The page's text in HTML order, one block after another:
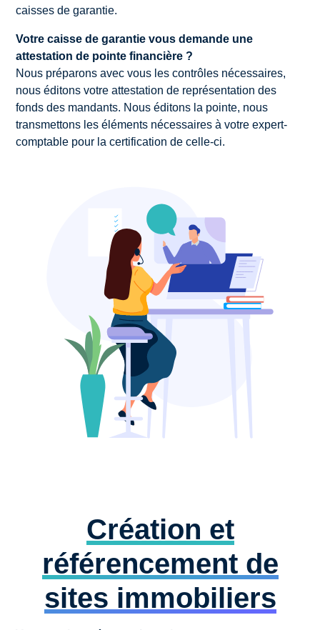
caisses de garantie.
Votre caisse de garantie vous demande une
attestation de pointe financière ?
Nous préparons avec vous les contrôles nécessaires,
nous éditons votre attestation de représentation des
fonds des mandants. Nous éditons la pointe, nous
transmettons les éléments nécessaires à votre expert-
comptable pour la certification de celle-ci.
Création et
référencement de
sites immobiliers